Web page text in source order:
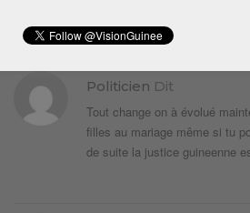
Politicien Dit
Tout change on à évolué
filles au mariage même si tu
de suite la justice guineenne